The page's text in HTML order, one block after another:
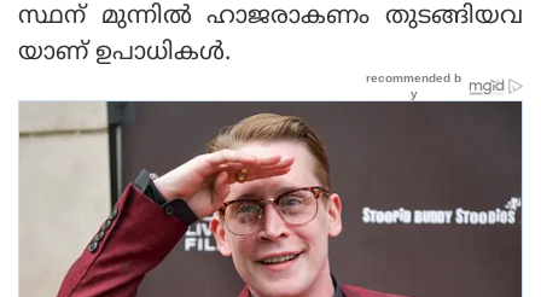
സ്ഥന് മുന്നില്‍ ഹാജരാകണം തുടങ്ങിയവ
യാണ് ഉപാധികള്‍.